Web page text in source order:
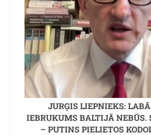
JURĢIS LIEPNIEKS:
IEBRUKUMS BALTIJĀ
– PUTINS PIELIETOS